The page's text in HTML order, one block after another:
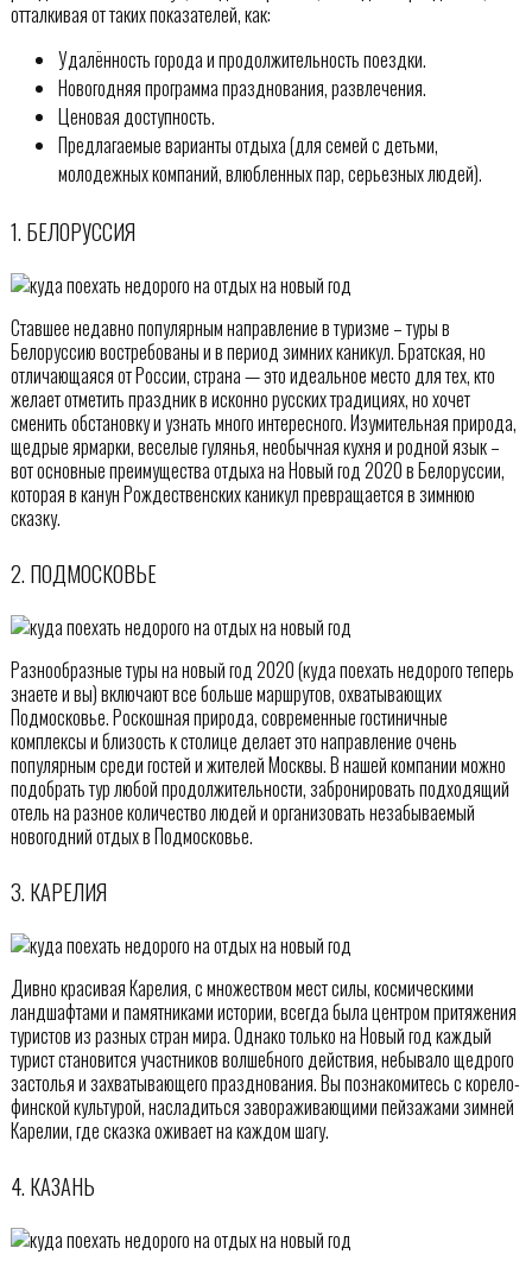
отталкивая от таких показателей, как:
Удалённость города и продолжительность поездки.
Новогодняя программа празднования, развлечения.
Ценовая доступность.
Предлагаемые варианты отдыха (для семей с детьми,
молодежных компаний, влюбленных пар, серьезных людей).
1. БЕЛОРУССИЯ
Ставшее недавно популярным направление в туризме – туры в
Белоруссию востребованы и в период зимних каникул. Братская, но
отличающаяся от России, страна — это идеальное место для тех, кто
желает отметить праздник в исконно русских традициях, но хочет
сменить обстановку и узнать много интересного. Изумительная природа,
щедрые ярмарки, веселые гулянья, необычная кухня и родной язык –
вот основные преимущества отдыха на Новый год 2020 в Белоруссии,
которая в канун Рождественских каникул превращается в зимнюю
сказку.
2. ПОДМОСКОВЬЕ
Разнообразные туры на новый год 2020 (куда поехать недорого теперь
знаете и вы) включают все больше маршрутов, охватывающих
Подмосковье. Роскошная природа, современные гостиничные
комплексы и близость к столице делает это направление очень
популярным среди гостей и жителей Москвы. В нашей компании можно
подобрать тур любой продолжительности, забронировать подходящий
отель на разное количество людей и организовать незабываемый
новогодний отдых в Подмосковье.
3. КАРЕЛИЯ
Дивно красивая Карелия, с множеством мест силы, космическими
ландшафтами и памятниками истории, всегда была центром притяжения
туристов из разных стран мира. Однако только на Новый год каждый
турист становится участников волшебного действия, небывало щедрого
застолья и захватывающего празднования. Вы познакомитесь с корело-
финской культурой, насладиться завораживающими пейзажами зимней
Карелии, где сказка оживает на каждом шагу.
4. КАЗАНЬ